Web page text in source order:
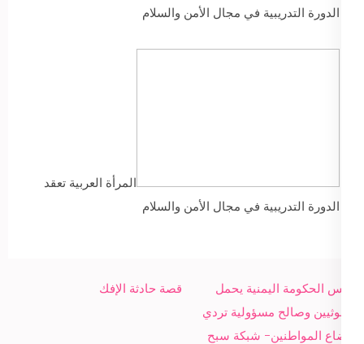
الدورة التدريبية في مجال الأمن والسلام
المرأة العربية تعقد
الدورة التدريبية في مجال الأمن والسلام
Post
navigation
قصة حادثة الإفك
رئيس الحكومة اليمنية يحمل
الحوثيين وصالح مسؤولية تردي
أوضاع المواطنين- شبكة سبح